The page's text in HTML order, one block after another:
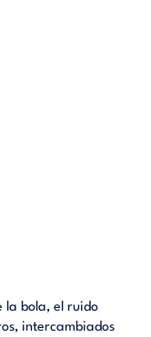
la bola, el ruido
intercambiados